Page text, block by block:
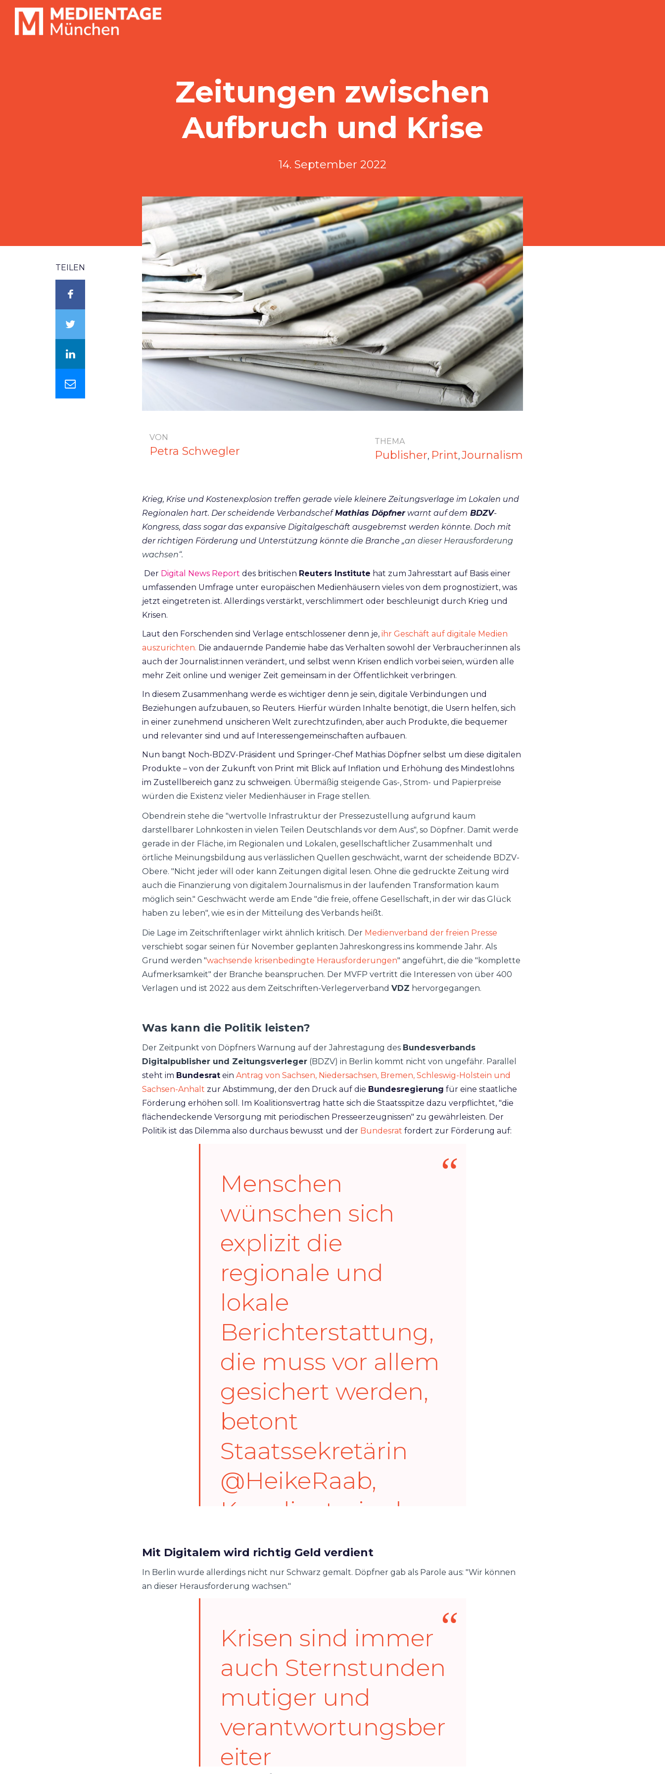
Zeitungen zwischen
Aufbruch und Krise
14. September 2022
TEILEN
VON
Petra Schwegler
THEMA
Publisher, Print, Journalism
Krieg, Krise und Kostenexplosion treffen gerade viele kleinere Zeitungsverlage im Lokalen und
Regionalen hart. Der scheidende VerbandschefMathias Döpfnerwarnt auf dem BDZV-
Kongress, dass sogar das expansive Digitalgeschäft ausgebremst werden könnte. Doch mit
der richtigen Förderung und Unterstützung könnte die Branche „an dieser Herausforderung
wachsen“.
Der Digital News Report des britischen Reuters Institute hat zum Jahresstart auf Basis einer
umfassenden Umfrage unter europäischen Medienhäusern vieles von dem prognostiziert, was
jetzt eingetreten ist. Allerdings verstärkt, verschlimmert oder beschleunigt durch Krieg und
Krisen.
Laut den Forschenden sind Verlage entschlossener denn je, ihr Geschäft auf digitale Medien
auszurichten. Die andauernde Pandemie habe das Verhalten sowohl der Verbraucher:innen als
auch der Journalist:innen verändert, und selbst wenn Krisen endlich vorbei seien, würden alle
mehr Zeit online und weniger Zeit gemeinsam in der Öffentlichkeit verbringen.
In diesem Zusammenhang werde es wichtiger denn je sein, digitale Verbindungen und
Beziehungen aufzubauen, so Reuters. Hierfür würden Inhalte benötigt, die Usern helfen, sich
in einer zunehmend unsicheren Welt zurechtzufinden, aber auch Produkte, die bequemer
und relevanter sind und auf Interessengemeinschaften aufbauen.
Nun bangt Noch-BDZV-Präsident und Springer-Chef Mathias Döpfner selbst um diese digitalen
Produkte – von der Zukunft von Print mit Blick auf Inflation und Erhöhung des Mindestlohns
im Zustellbereich ganz zu schweigen. Übermäßig steigende Gas-, Strom- und Papierpreise
würden die Existenz vieler Medienhäuser in Frage stellen.
Obendrein stehe die "wertvolle Infrastruktur der Pressezustellung aufgrund kaum
darstellbarer Lohnkosten in vielen Teilen Deutschlands vor dem Aus", so Döpfner. Damit werde
gerade in der Fläche, im Regionalen und Lokalen, gesellschaftlicher Zusammenhalt und
örtliche Meinungsbildung aus verlässlichen Quellen geschwächt, warnt der scheidende BDZV-
Obere. "Nicht jeder will oder kann Zeitungen digital lesen. Ohne die gedruckte Zeitung wird
auch die Finanzierung von digitalem Journalismus in der laufenden Transformation kaum
möglich sein." Geschwächt werde am Ende "die freie, offene Gesellschaft, in der wir das Glück
haben zu leben", wie es in der Mitteilung des Verbands heißt.
Die Lage im Zeitschriftenlager wirkt ähnlich kritisch. Der Medien­verband der freien Presse
verschiebt sogar seinen für November geplanten Jahres­kongress ins kommende Jahr. Als
Grund werden "wachsende krisen­bedingte Heraus­forderungen" angeführt, die die "komplette
Aufmerksamkeit" der Branche beanspruchen. Der MVFP vertritt die Interessen von über 400
Verlagen und ist 2022 aus dem Zeit­schriften-Verleger­verband VDZ hervor­gegangen.
Was kann die Politik leisten?
Der Zeitpunkt von Döpfners Warnung auf der Jahrestagung des Bundesverbands
Digitalpublisher und Zeitungsverleger (BDZV) in Berlin kommt nicht von ungefähr. Parallel
steht im Bundesrat ein Antrag von Sachsen, Niedersachsen, Bremen, Schleswig-Holstein und
Sachsen-Anhalt zur Abstimmung, der den Druck auf die Bundesregierung für eine staatliche
Förderung erhöhen soll. Im Koalitionsvertrag hatte sich die Staatsspitze dazu verpflichtet, "die
flächendeckende Versorgung mit periodischen Presseerzeugnissen" zu gewährleisten. Der
Politik ist das Dilemma also durchaus bewusst und der Bundesrat fordert zur Förderung auf:
Menschen
wünschen sich
explizit die
regionale und
lokale
Berichterstattung,
die muss vor allem
gesichert werden,
betont
Staatssekretärin
@HeikeRaab,
Koordinatorin der
Medienpolitik der
Länder, im
Gespräch mit
@PSHerbst
#bdzv22
pic.twitter.com/GTS
3ViqPy8
— BDZV
Mit Digitalem wird richtig Geld verdient
In Berlin wurde allerdings nicht nur Schwarz gemalt. Döpfner gab als Parole aus: "Wir können
an dieser Herausforderung wachsen."
Krisen sind immer
auch Sternstunden
mutiger und
verantwortungsber
eiter